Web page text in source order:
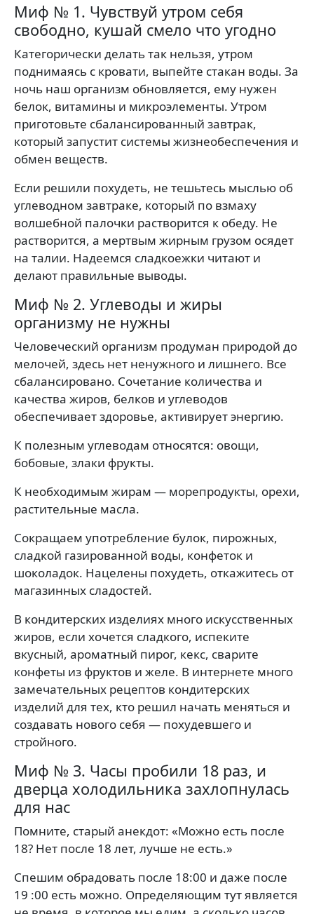
Миф № 1. Чувствуй утром себя
свободно, кушай смело что угодно
Категорически делать так нельзя, утром
поднимаясь с кровати, выпейте стакан воды. За
ночь наш организм обновляется, ему нужен
белок, витамины и микроэлементы. Утром
приготовьте сбалансированный завтрак,
который запустит системы жизнеобеспечения и
обмен веществ.
Если решили похудеть, не тешьтесь мыслью об
углеводном завтраке, который по взмаху
волшебной палочки растворится к обеду. Не
растворится, а мертвым жирным грузом осядет
на талии. Надеемся сладкоежки читают и
делают правильные выводы.
Миф № 2. Углеводы и жиры
организму не нужны
Человеческий организм продуман природой до
мелочей, здесь нет ненужного и лишнего. Все
сбалансировано. Сочетание количества и
качества жиров, белков и углеводов
обеспечивает здоровье, активирует энергию.
К полезным углеводам относятся: овощи,
бобовые, злаки фрукты.
К необходимым жирам — морепродукты, орехи,
растительные масла.
Сокращаем употребление булок, пирожных,
сладкой газированной воды, конфеток и
шоколадок. Нацелены похудеть, откажитесь от
магазинных сладостей.
В кондитерских изделиях много искусственных
жиров, если хочется сладкого, испеките
вкусный, ароматный пирог, кекс, сварите
конфеты из фруктов и желе. В интернете много
замечательных рецептов кондитерских
изделий для тех, кто решил начать меняться и
создавать нового себя — похудевшего и
стройного.
Миф № 3. Часы пробили 18 раз, и
дверца холодильника захлопнулась
для нас
Помните, старый анекдот: «Можно есть после
18? Нет после 18 лет, лучше не есть.»
Спешим обрадовать после 18:00 и даже после
19 :00 есть можно. Определяющим тут является